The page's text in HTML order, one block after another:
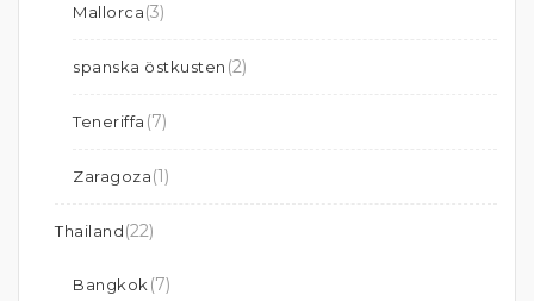
Mallorca(3)
spanska östkusten (2)
Teneriffa (7)
Zaragoza(1)
Thailand(22)
Bangkok (7)